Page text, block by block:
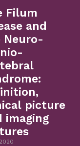
Filum
and
Neuro-
picture
imaging